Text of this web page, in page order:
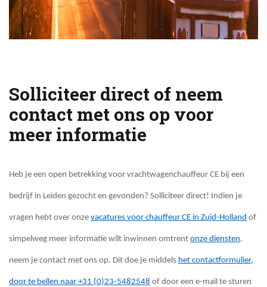
Solliciteer direct of neem
contact met ons op voor
meer informatie
Heb je een open betrekking voor vrachtwagenchauffeur CE bij een
bedrijf in Leiden gezocht en gevonden? Solliciteer direct! Indien je
vragen hebt over onze vacatures voor chauffeur CE in Zuid-Holland of
simpelweg meer informatie wilt inwinnen omtrent onze diensten,
neem je contact met ons op. Dit doe je middels het contactformulier,
door te bellen naar +31 (0)23-5482548 of door een e-mail te sturen